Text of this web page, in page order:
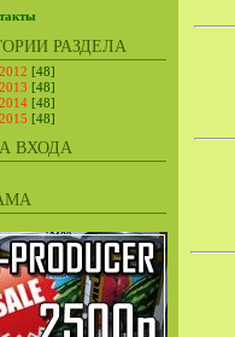
РАЗДЕЛА
[48]
[48]
[48]
[48]
ВХОДА